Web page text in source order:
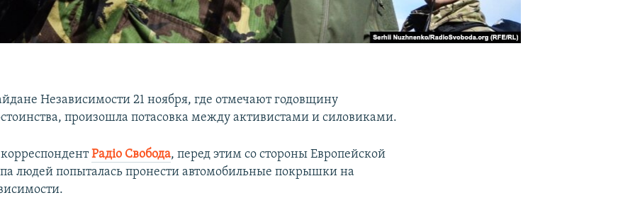
Независимости 21 ноября, где отмечают годовщину
произошла потасовка между активистами и силовиками.
Радіо Свобода, перед этим со стороны Европейской
людей попыталась пронести автомобильные покрышки на